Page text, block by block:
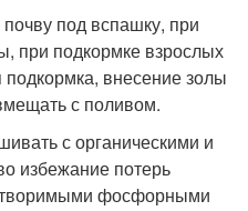
под вспашку, при
при подкормке взрослых
подкормка, внесение золы
с поливом.
с органическими и
избежание потерь
фосфорными